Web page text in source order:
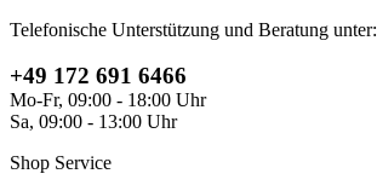
Telefonische Unterstützung und Beratung unter:
+49 172 691 6466
Mo-Fr, 09:00 - 18:00 Uhr
Sa, 09:00 - 13:00 Uhr
Shop Service